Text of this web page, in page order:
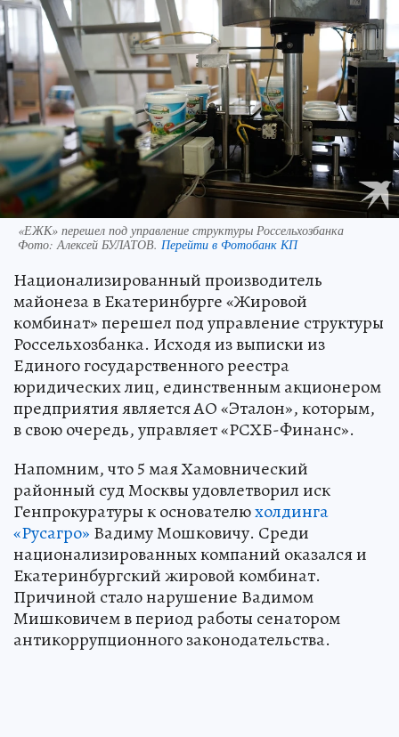
«ЕЖК» перешел под управление структуры Россельхозбанка
Фото: Алексей БУЛАТОВ. Перейти в Фотобанк КП
Национализированный производитель
майонеза в Екатеринбурге «Жировой
комбинат» перешел под управление структуры
Россельхозбанка. Исходя из выписки из
Единого государственного реестра
юридических лиц, единственным акционером
предприятия является АО «Эталон», которым,
в свою очередь, управляет «РСХБ-Финанс».
Напомним, что 5 мая Хамовнический
районный суд Москвы удовлетворил иск
Генпрокуратуры к основателюхолдинга
«Русагро» Вадиму Мошковичу. Среди
национализированных компаний оказался и
Екатеринбургский жировой комбинат.
Причиной стало нарушение Вадимом
Мишковичем в период работы сенатором
антикоррупционного законодательства.